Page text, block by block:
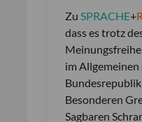
Zu SPRACHE+
dass es trotz
im Allgemeinen
Besonderen
Sagbaren